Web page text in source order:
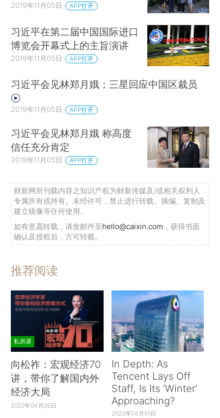
2019年11月05日 APP打开
习近平在第二届中国国际进口
博览会开幕式上的主旨演讲
2019年11月05日 APP打开
习近平会见林郑月娥；三星回应中国区裁员
2019年11月05日 APP打开
习近平会见林郑月娥 称高度
信任充分肯定
2019年11月05日 APP打开
财新网所刊载内容之知识产权为财新传媒及/或相关权利人
专属所有或持有。未经许可，禁止进行转载、摘编、复制及
建立镜像等任何使用。
如有意愿转载，请发邮件至hello@caixin.com ，获得书面
确认及授权后，方可转载。
推荐阅读
私房课
向松祚：宏观经济70
讲，带你了解国内外
经济大局
2022年04月06日
In Depth: As
Tencent Lays Off
Staff, Is Its ‘Winter’
Approaching?
2022年04月01日